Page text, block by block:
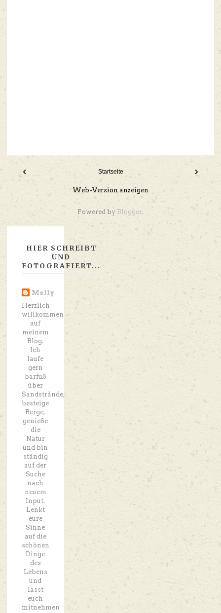
‹ ›
Startseite
Web-Version anzeigen
Powered by Blogger.
HIER SCHREIBT
UND
FOTOGRAFIERT...
Melly
Herzlich
willkommen
auf
meinem
Blog.
Ich
laufe
gern
barfuß
über
Sandstrände,
besteige
Berge,
genieße
die
Natur
und bin
ständig
auf der
Suche
nach
neuem
Input.
Lenkt
eure
Sinne
auf die
schönen
Dinge
des
Lebens
und
lasst
euch
mitnehmen